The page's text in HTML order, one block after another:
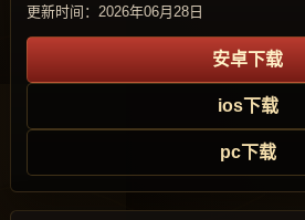
更新时间：2026年06月28日
安卓下载
ios下载
pc下载